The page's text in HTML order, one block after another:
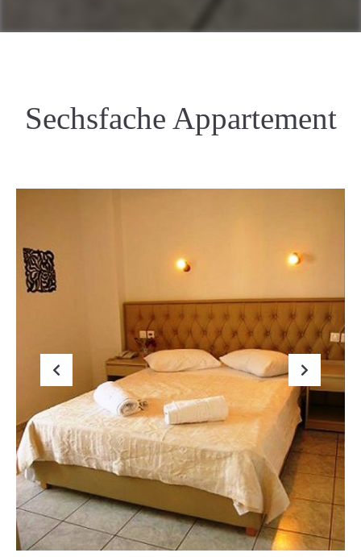
Sechsfache Appartement
Previous Next